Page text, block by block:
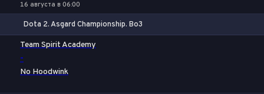
16 августа в 06:00
Dota 2. Asgard Championship. Bo3
Team Spirit Academy
-
No Hoodwink